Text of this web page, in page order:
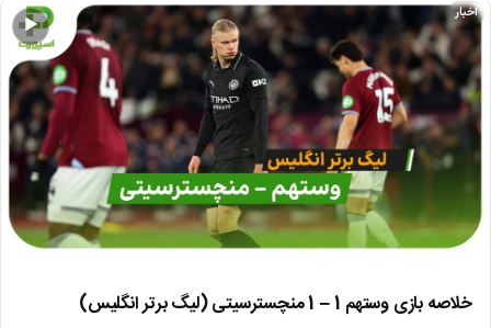
▶
اخبار
خلاصه بازی وستهم 1 – 1 منچسترسیتی (لیگ برتر انگلیس)